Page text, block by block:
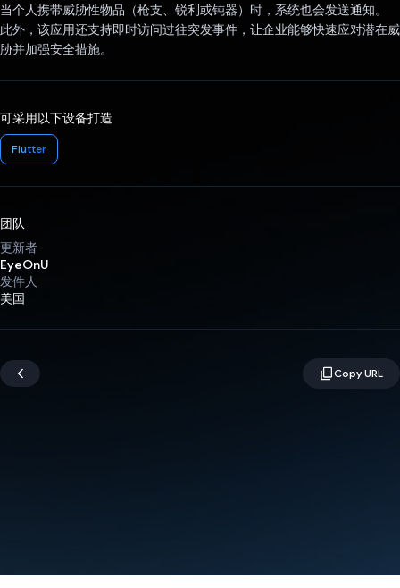
当个人携带威胁性物品（枪支、锐利或钝器）时，系统也会发送通知。
此外，该应用还支持即时访问过往突发事件，让企业能够快速应对潜在威
胁并加强安全措施。
可采用以下设备打造
Flutter
团队
更新者
EyeOnU
发件人
美国